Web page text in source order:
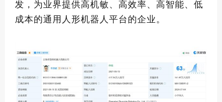
发，为业界提供高机敏、高效率、高智能、低
成本的通用人形机器人平台的企业。